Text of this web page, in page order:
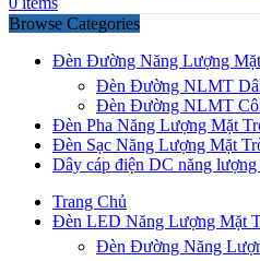
Browse Categories
Đèn Đường Năng Lượng
Đèn Đường NLMT
Đèn Đường NLMT
Đèn Pha Năng Lượng Mặt
Đèn Sạc Năng Lượng Mặt
Dây cáp điện DC năng
Trang Chủ
Đèn LED Năng Lượng Mặt
Đèn Đường Năng